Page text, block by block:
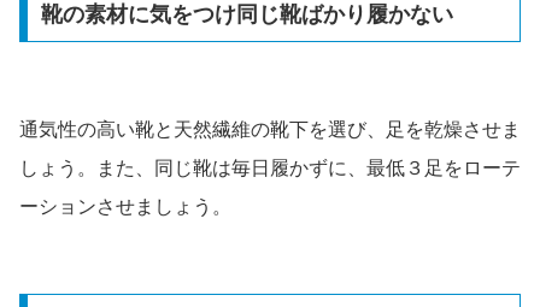
靴の素材に気をつけ同じ靴ばかり履かない
通気性の高い靴と天然繊維の靴下を選び、足を乾燥させま
しょう。また、同じ靴は毎日履かずに、最低３足をローテ
ーションさせましょう。